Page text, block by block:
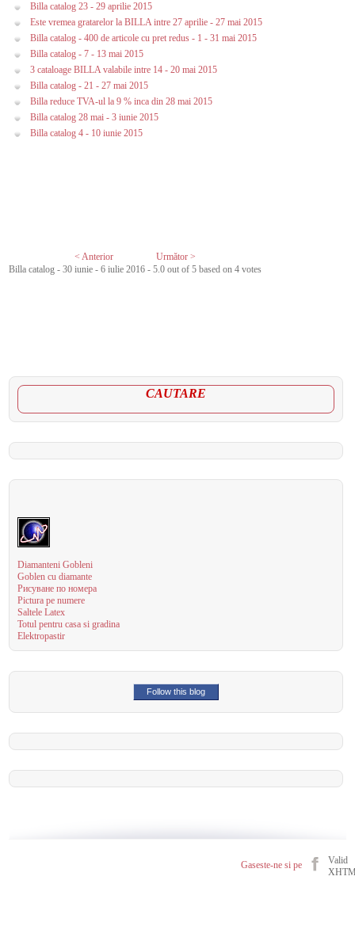
Billa catalog 23 - 29 aprilie 2015
Este vremea gratarelor la BILLA intre 27 aprilie - 27 mai 2015
Billa catalog - 400 de articole cu pret redus - 1 - 31 mai 2015
Billa catalog - 7 - 13 mai 2015
3 cataloage BILLA valabile intre 14 - 20 mai 2015
Billa catalog - 21 - 27 mai 2015
Billa reduce TVA-ul la 9 % inca din 28 mai 2015
Billa catalog 28 mai - 3 iunie 2015
Billa catalog 4 - 10 iunie 2015
< Anterior
Următor >
Billa catalog - 30 iunie - 6 iulie 2016 -5.0 out of5 based on4 votes
CAUTARE
Diamanteni Gobleni
Goblen cu diamante
Рисуване по номера
Pictura pe numere
Saltele Latex
Totul pentru casa si gradina
Elektropastir
Follow this blog
Gaseste-ne si pe
Valid